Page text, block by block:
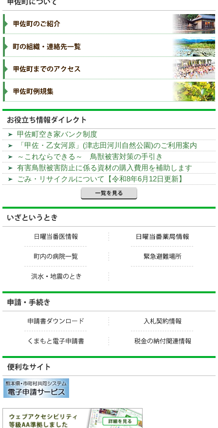
甲佐町空き家バンク制度
「甲佐・乙女河原」(津志田河川自然公園)のご利用案内
～これならできる～ 鳥獣被害対策の手引き
有害鳥獣被害防止に係る資材の購入費用を補助します
ごみ・リサイクルについて【令和8年6月12日更新】